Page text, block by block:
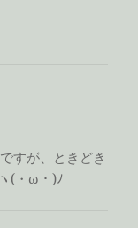
すが、ときどき
(・ω・)ﾉ